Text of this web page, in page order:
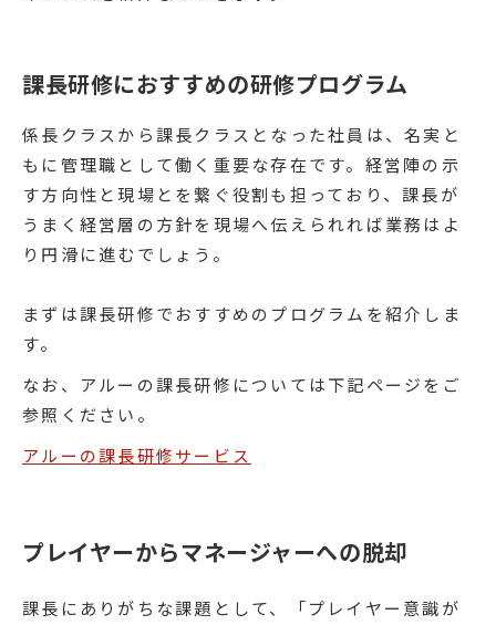
課長研修におすすめの研修プログラム
係長クラスから課長クラスとなった社員は、名実と
もに管理職として働く重要な存在です。経営陣の示
す方向性と現場とを繋ぐ役割も担っており、課長が
うまく経営層の方針を現場へ伝えられれば業務はよ
り円滑に進むでしょう。
まずは課長研修でおすすめのプログラムを紹介しま
す。
なお、アルーの課長研修については下記ページをご
参照ください。
アルーの課長研修サービス
プレイヤーからマネージャーへの脱却
課長にありがちな課題として、「プレイヤー意識が